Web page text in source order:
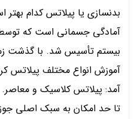
بدنسازی یا پیلاتس کدام
آمادگی جسمانی است که
بیستم تأسیس شد. با گذشت
آموزش انواع مختلف پیلاتس
آمد: پیلاتس کلاسیک و
تا حد امکان به سبک اصلی